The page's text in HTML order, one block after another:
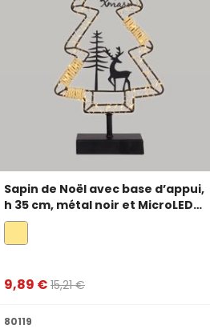
Sapin de Noël avec base d’appui,
h 35 cm, métal noir et MicroLED
blanc chaud
9,89 € 15,21 €
80119